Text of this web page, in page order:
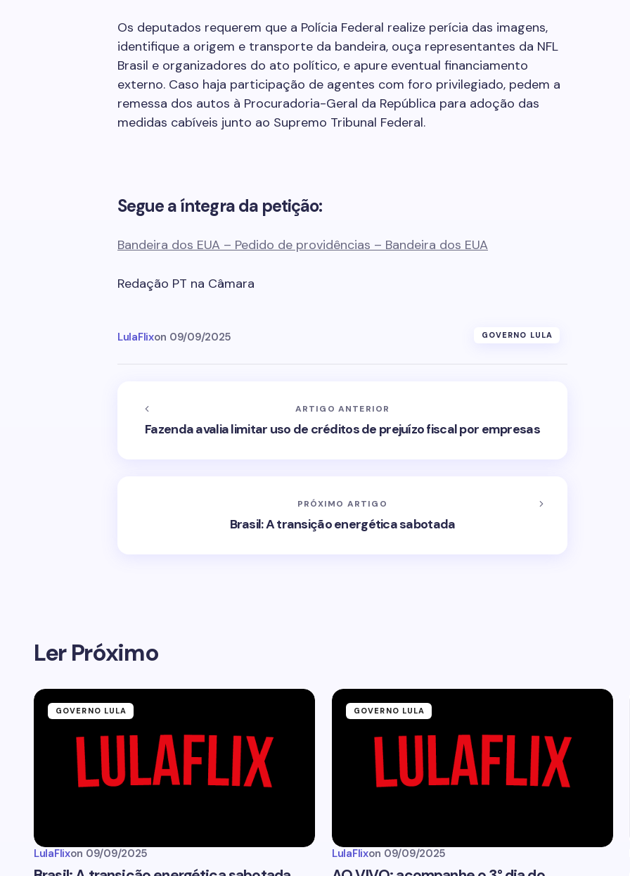
Os deputados requerem que a Polícia Federal realize perícia das imagens,
identifique a origem e transporte da bandeira, ouça representantes da NFL
Brasil e organizadores do ato político, e apure eventual financiamento
externo. Caso haja participação de agentes com foro privilegiado, pedem a
remessa dos autos à Procuradoria-Geral da República para adoção das
medidas cabíveis junto ao Supremo Tribunal Federal.
Segue a íntegra da petição:
Bandeira dos EUA – Pedido de providências – Bandeira dos EUA
Redação PT na Câmara
LulaFlixon 09/09/2025 GOVERNO LULA
ARTIGO ANTERIOR
Fazenda avalia limitar uso de créditos de prejuízo fiscal por empresas
PRÓXIMO ARTIGO
Brasil: A transição energética sabotada
Ler Próximo
GOVERNO LULA
LulaFlixon 09/09/2025
GOVERNO LULA
LulaFlixon 09/09/2025